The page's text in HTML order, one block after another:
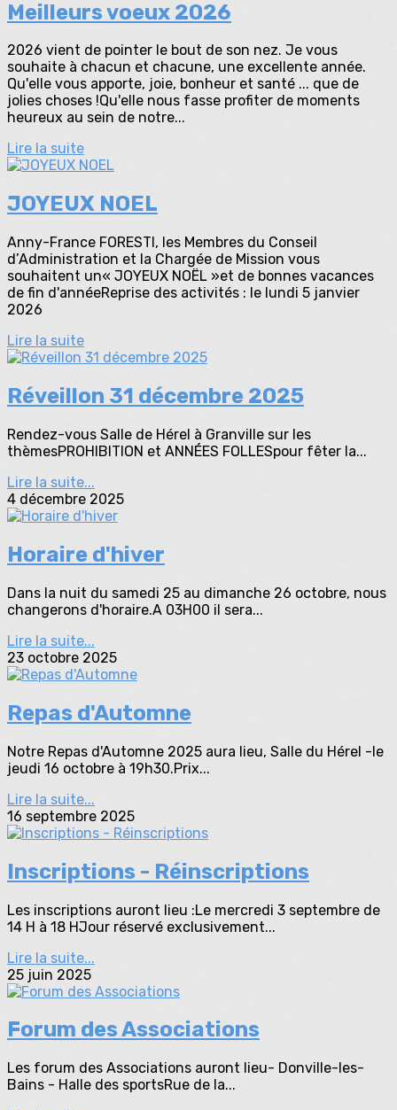
Meilleurs voeux 2026
2026 vient de pointer le bout de son nez. Je vous
souhaite à chacun et chacune, une excellente année.
Qu'elle vous apporte, joie, bonheur et santé ... que de
jolies choses !Qu'elle nous fasse profiter de moments
heureux au sein de notre...
Lire la suite
JOYEUX NOEL
Anny-France FORESTI, les Membres du Conseil
d’Administration et la Chargée de Mission vous
souhaitent un« JOYEUX NOËL »et de bonnes vacances
de fin d'annéeReprise des activités : le lundi 5 janvier
2026
Lire la suite
Réveillon 31 décembre 2025
Rendez-vous Salle de Hérel à Granville sur les
thèmesPROHIBITION et ANNÉES FOLLESpour fêter la...
Lire la suite...
4 décembre 2025
Horaire d'hiver
Dans la nuit du samedi 25 au dimanche 26 octobre, nous
changerons d'horaire.A 03H00 il sera...
Lire la suite...
23 octobre 2025
Repas d'Automne
Notre Repas d'Automne 2025 aura lieu, Salle du Hérel -le
jeudi 16 octobre à 19h30.Prix...
Lire la suite...
16 septembre 2025
Inscriptions - Réinscriptions
Les inscriptions auront lieu :Le mercredi 3 septembre de
14 H à 18 HJour réservé exclusivement...
Lire la suite...
25 juin 2025
Forum des Associations
Les forum des Associations auront lieu- Donville-les-
Bains - Halle des sportsRue de la...